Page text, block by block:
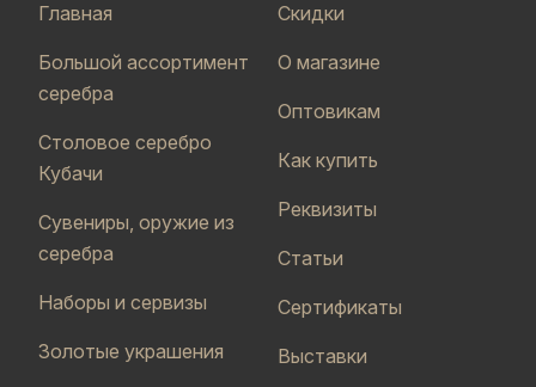
Главная
Большой ассортимент
серебра
Столовое серебро
Кубачи
Сувениры, оружие из
серебра
Наборы и сервизы
Золотые украшения
Скидки
О магазине
Оптовикам
Как купить
Реквизиты
Статьи
Сертификаты
Выставки